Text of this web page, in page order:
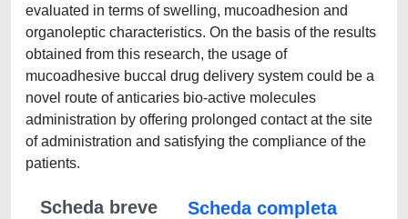
evaluated in terms of swelling, mucoadhesion and
organoleptic characteristics. On the basis of the results
obtained from this research, the usage of
mucoadhesive buccal drug delivery system could be a
novel route of anticaries bio-active molecules
administration by offering prolonged contact at the site
of administration and satisfying the compliance of the
patients.
Scheda breve
Scheda completa